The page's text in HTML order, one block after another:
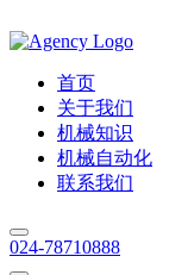
首页
关于我们
机械知识
机械自动化
联系我们
024-78710888